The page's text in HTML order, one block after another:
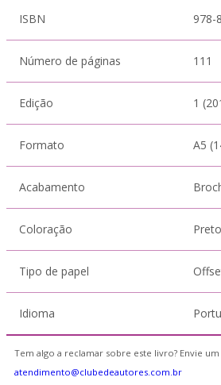
ISBN 978-
Número de páginas 111
Edição 1
Formato A5
Acabamento
Coloração
Tipo de papel
Idioma
Tem algo a reclamar sobre este livro? Envie
atendimento@clubedeautores.com.br